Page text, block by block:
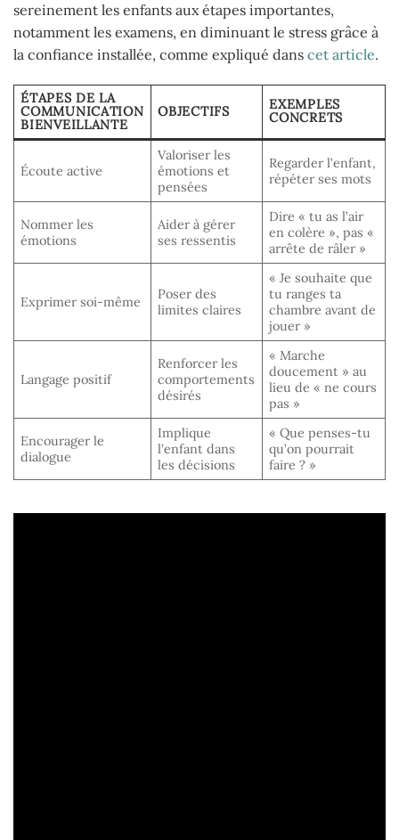
sereinement les enfants aux étapes importantes,
notamment les examens, en diminuant le stress grâce à
la confiance installée, comme expliqué dans cet article.
ÉTAPES DE LA
COMMUNICATION
BIENVEILLANTE
OBJECTIFS
EXEMPLES
CONCRETS
Écoute active
Valoriser les
émotions et
pensées
Regarder l’enfant,
répéter ses mots
Nommer les
émotions
Aider à gérer
ses ressentis
Dire « tu as l’air
en colère », pas «
arrête de râler »
Exprimer soi-même
Poser des
limites claires
« Je souhaite que
tu ranges ta
chambre avant de
jouer »
Langage positif
Renforcer les
comportements
désirés
« Marche
doucement » au
lieu de « ne cours
pas »
Encourager le
dialogue
Implique
l’enfant dans
les décisions
« Que penses-tu
qu’on pourrait
faire ? »